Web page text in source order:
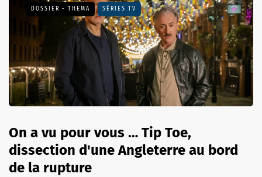
DOSSIER - THEMA SÉRIES TV
On a vu pour vous … Tip Toe,
dissection d'une Angleterre au bord
de la rupture